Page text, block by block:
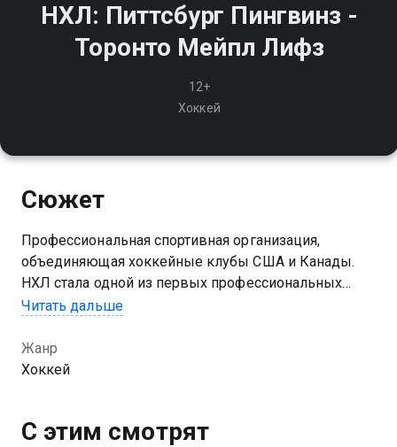
НХЛ: Питтсбург Пингвинз -
Торонто Мейпл Лифз
12+
Хоккей
Сюжет
Профессиональная спортивная организация,
объединяющая хоккейные клубы США и Канады.
НХЛ стала одной из первых профессиональных
хоккейных лиг в мире и является одной из главных
НБА, МЛБ и MLS
Читать дальше
Жанр
Хоккей
С этим смотрят